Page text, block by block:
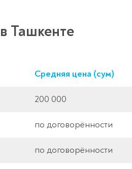
Ташкенте
Средняя цена (сум)
200 000
по договорённости
по договорённости